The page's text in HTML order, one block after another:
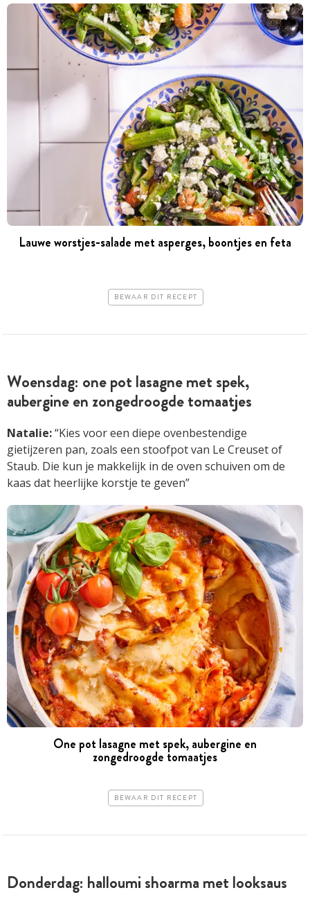
Lauwe worstjes-salade met asperges, boontjes en feta
BEWAAR DIT RECEPT
Woensdag: one pot lasagne met spek,
aubergine en zongedroogde tomaatjes
Natalie:“Kies voor een diepe ovenbestendige
gietijzeren pan, zoals een stoofpot van Le Creuset of
Staub. Die kun je makkelijk in de oven schuiven om de
kaas dat heerlijke korstje te geven”
One pot lasagne met spek, aubergine en
zongedroogde tomaatjes
BEWAAR DIT RECEPT
Donderdag: halloumi shoarma met looksaus